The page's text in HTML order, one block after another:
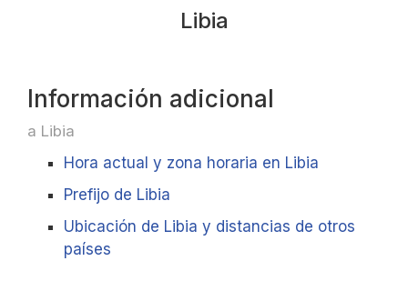
Libia
Información adicional
a Libia
Hora actual y zona horaria en Libia
Prefijo de Libia
Ubicación de Libia y distancias de otros
países